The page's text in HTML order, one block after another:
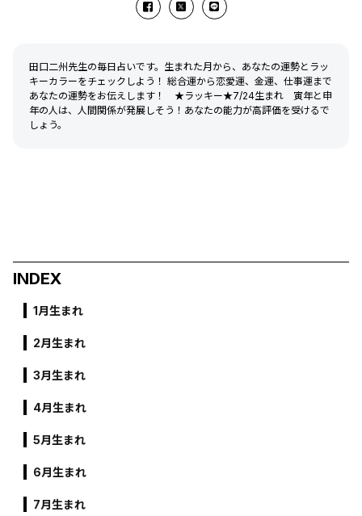
田口二州先生の毎日占いです。生まれた月から、あなたの運勢とラッ
キーカラーをチェックしよう！ 総合運から恋愛運、金運、仕事運まで
あなたの運勢をお伝えします！ ★ラッキー★7/24生まれ 寅年と申
年の人は、人間関係が発展しそう！あなたの能力が高評価を受けるで
しょう。
INDEX
1月生まれ
2月生まれ
3月生まれ
4月生まれ
5月生まれ
6月生まれ
7月生まれ